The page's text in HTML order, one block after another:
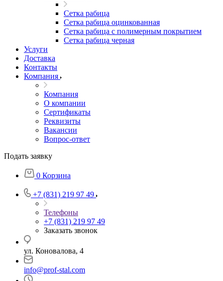
Сетка рабица
Сетка рабица оцинкованная
Сетка рабица с полимерным покрытием
Сетка рабица черная
Услуги
Доставка
Контакты
Компания
Компания
О компании
Сертификаты
Реквизиты
Вакансии
Вопрос-ответ
Подать заявку
0 Корзина
+7 (831) 219 97 49
Телефоны
+7 (831) 219 97 49
Заказать звонок
ул. Коновалова, 4
info@prof-stal.com